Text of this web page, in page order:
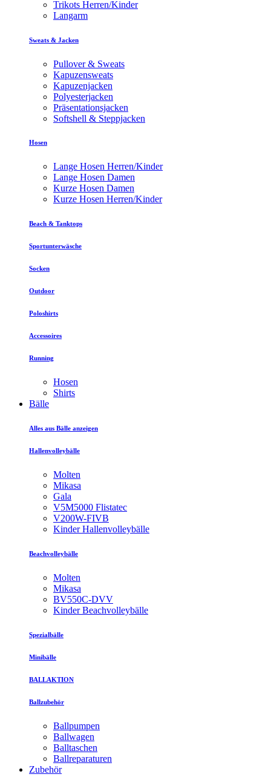
Trikots Herren/Kinder
Langarm
Sweats & Jacken
Pullover & Sweats
Kapuzensweats
Kapuzenjacken
Polyesterjacken
Präsentationsjacken
Softshell & Steppjacken
Hosen
Lange Hosen Herren/Kinder
Lange Hosen Damen
Kurze Hosen Damen
Kurze Hosen Herren/Kinder
Beach & Tanktops
Sportunterwäsche
Socken
Outdoor
Poloshirts
Accessoires
Running
Hosen
Shirts
Bälle
Alles aus Bälle anzeigen
Hallenvolleybälle
Molten
Mikasa
Gala
V5M5000 Flistatec
V200W-FIVB
Kinder Hallenvolleybälle
Beachvolleybälle
Molten
Mikasa
BV550C-DVV
Kinder Beachvolleybälle
Spezialbälle
Minibälle
BALLAKTION
Ballzubehör
Ballpumpen
Ballwagen
Balltaschen
Ballreparaturen
Zubehör